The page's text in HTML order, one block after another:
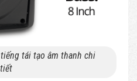
tái tạo âm thanh chi
tiết